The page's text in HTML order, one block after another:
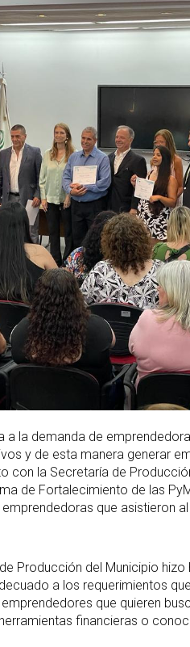
a la demanda de
y de esta manera generar
con la Secretaría de
de Fortalecimiento de las
que asistieron
Producción del Municipio hizo
a los requerimientos
que quieren
financieras o